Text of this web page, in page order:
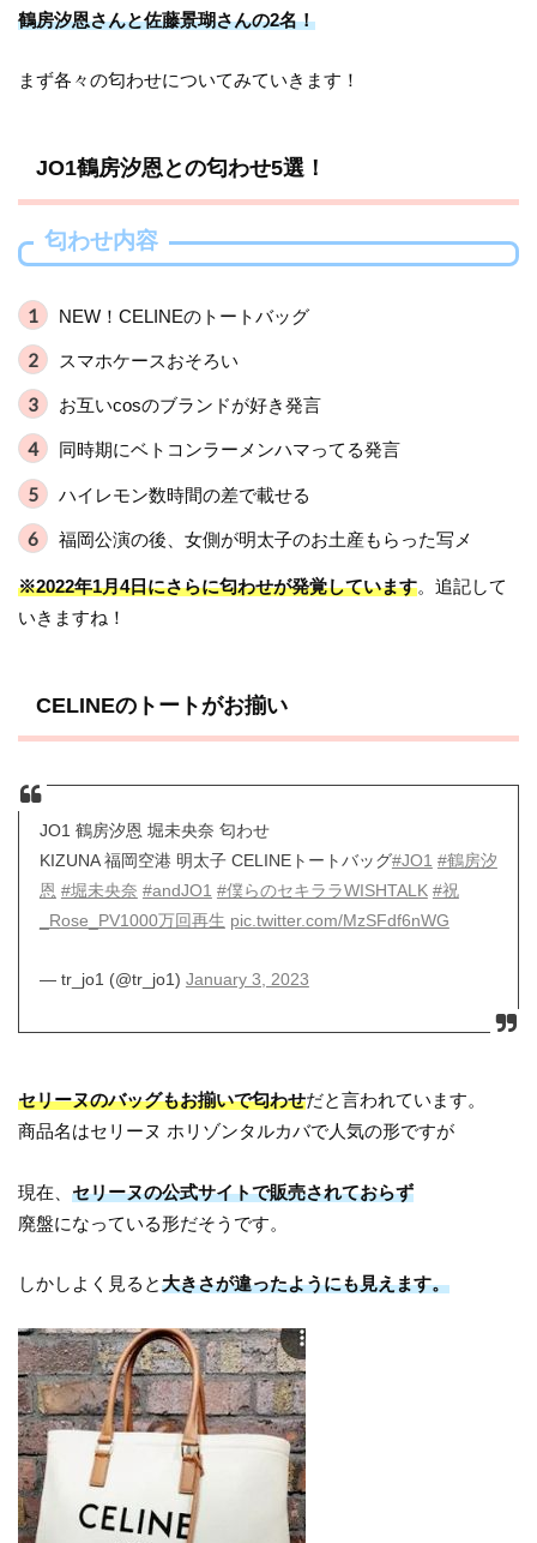
鶴房汐恩さんと佐藤景瑚さんの2名！
まず各々の匂わせについてみていきます！
JO1鶴房汐恩との匂わせ5選！
匂わせ内容
NEW！CELINEのトートバッグ
スマホケースおそろい
お互いcosのブランドが好き発言
同時期にベトコンラーメンハマってる発言
ハイレモン数時間の差で載せる
福岡公演の後、女側が明太子のお土産もらった写メ
※2022年1月4日にさらに匂わせが発覚しています。追記して
いきますね！
CELINEのトートがお揃い
JO1 鶴房汐恩 堀未央奈 匂わせ
KIZUNA 福岡空港 明太子 CELINEトートバッグ#JO1 #鶴房汐
恩 #堀未央奈 #andJO1 #僕らのセキララWISHTALK #祝
_Rose_PV1000万回再生 pic.twitter.com/MzSFdf6nWG
— tr_jo1 (@tr_jo1) January 3, 2023
セリーヌのバッグもお揃いで匂わせだと言われています。
商品名はセリーヌ ホリゾンタルカバで人気の形ですが
現在、セリーヌの公式サイトで販売されておらず
廃盤になっている形だそうです。
しかしよく見ると大きさが違ったようにも見えます。